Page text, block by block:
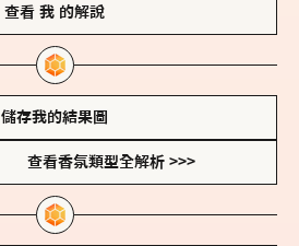
查看 我 的解說
儲存我的結果圖
查看香氛類型全解析 >>>